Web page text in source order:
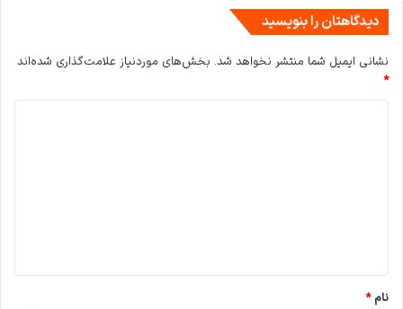
دیدگاهتان را بنویسید
نشانی ایمیل شما منتشر نخواهد شد. بخش‌های موردنیاز علامت‌گذاری شده‌اند
*
*
نام*